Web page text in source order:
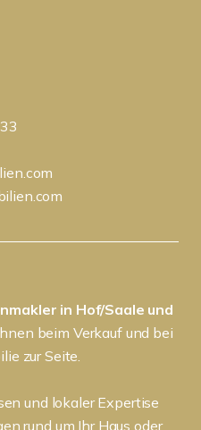
in Hof/Saale und
beim Verkauf und bei
zur Seite.
und lokaler Expertise
rund um Ihr Haus oder